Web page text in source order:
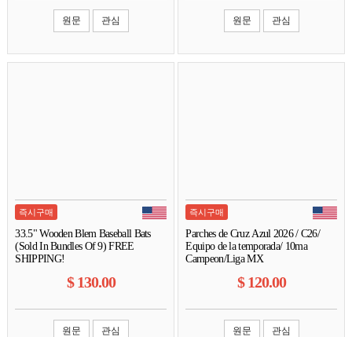
원문 관심 원문 관심
즉시구매
33.5" Wooden Blem Baseball Bats
(Sold In Bundles Of 9) FREE
SHIPPING!
$130.00
원문 관심
즉시구매
Parches de Cruz Azul 2026 / C26/
Equipo de la temporada/ 10ma
Campeon/Liga MX
$120.00
원문 관심